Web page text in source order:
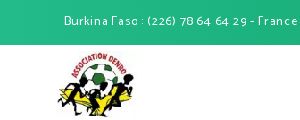
Burkina Faso : (226) 78 64 64 29 - France